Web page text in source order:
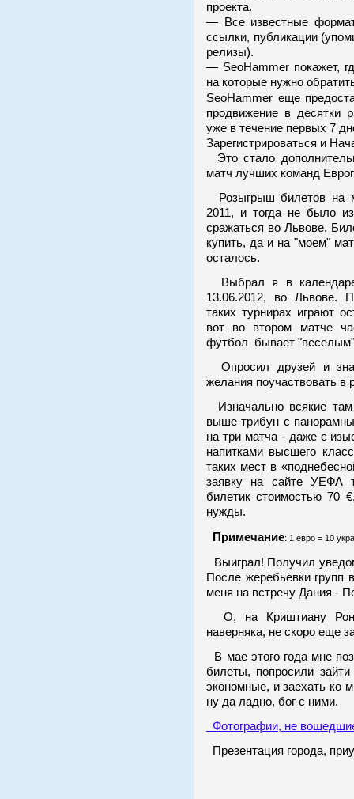
проекта.
— Все известные
ссылки, публикации
релизы).
— SeoHammer покажет,
на которые нужно
SeoHammer еще
продвижение в десятки
уже в течение первых 7
Зарегистрироваться и
Это стало
матч лучших команд
Розыгрыш билетов на
2011, и тогда не было
сражаться во Львове.
купить, да и на "моем"
осталось.
Выбрал я в
13.06.2012, во Львове.
таких турнирах играют
вот во втором матче
футбол бывает
Опросил друзей и
желания поучаствовать в
Изначально всякие
выше трибун с
на три матча - даже с
напитками высшего
таких мест в
заявку на сайте УЕФА
билетик стоимостью 70
нужды.
Примечание: 1 евро = 10
Выиграл! Получил
После жеребьевки групп
меня на встречу Дания -
О, на Криштиану
наверняка, не скоро еще
В мае этого года мне
билеты, попросили
экономные, и заехать ко
ну да ладно, бог с ними.
Фотографии, не
Презентация города,